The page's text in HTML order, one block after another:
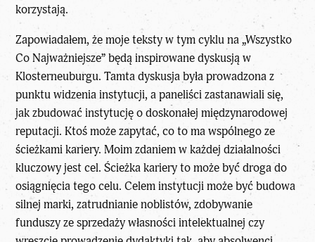
korzystają.
Zapowiadałem, że moje teksty w tym cyklu na „Wszystko
Co Najważniejsze” będą inspirowane dyskusją w
Klosterneuburgu. Tamta dyskusja była prowadzona z
punktu widzenia instytucji, a paneliści zastanawiali się,
jak zbudować instytucję o doskonałej międzynarodowej
reputacji. Ktoś może zapytać, co to ma wspólnego ze
ścieżkami kariery. Moim zdaniem w każdej działalności
kluczowy jest cel. Ścieżka kariery to może być droga do
osiągnięcia tego celu. Celem instytucji może być budowa
silnej marki, zatrudnianie noblistów, zdobywanie
funduszy ze sprzedaży własności intelektualnej czy